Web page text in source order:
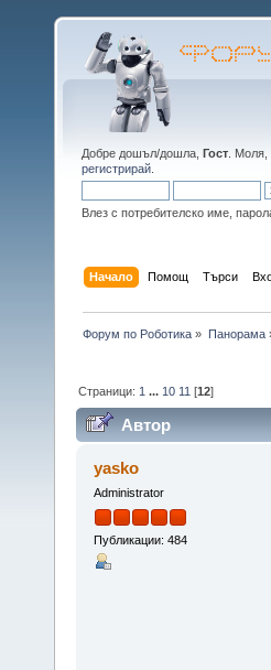
Добре дошъл/дошла, Гост . Моля,
регистрирай
Влез с потребителско име,
Начало Помощ Търси
Форум по Роботика » Панорама
Страници: 1 ... 10 11 [12]
Автор
yasko
Administrator
Публикации: 484